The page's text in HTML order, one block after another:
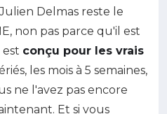
Delmas reste le
non pas parce qu'il est
est conçu pour les vrais
les mois à 5 semaines,
ne l'avez pas encore
Et si vous